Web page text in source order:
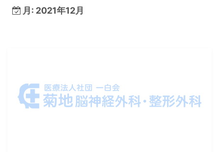
月: 2021年12月